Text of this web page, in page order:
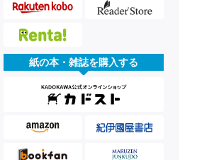
紙の本・雑誌を購入する